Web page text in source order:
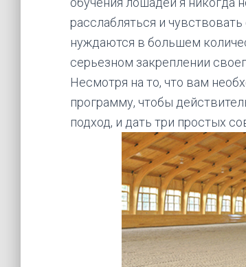
расслабляться и
нуждаются в большем
серьезном закреплении
Несмотря на то, что вам
программу, чтобы
подход, и дать три простых